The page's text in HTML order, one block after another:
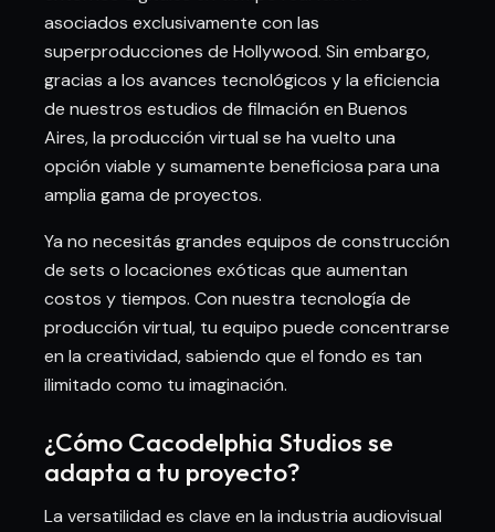
asociados exclusivamente con las
superproducciones de Hollywood. Sin embargo,
gracias a los avances tecnológicos y la eficiencia
de nuestros estudios de filmación en Buenos
Aires, la producción virtual se ha vuelto una
opción viable y sumamente beneficiosa para una
amplia gama de proyectos.
Ya no necesitás grandes equipos de construcción
de sets o locaciones exóticas que aumentan
costos y tiempos. Con nuestra tecnología de
producción virtual, tu equipo puede concentrarse
en la creatividad, sabiendo que el fondo es tan
ilimitado como tu imaginación.
¿Cómo Cacodelphia Studios se
adapta a tu proyecto?
La versatilidad es clave en la industria audiovisual